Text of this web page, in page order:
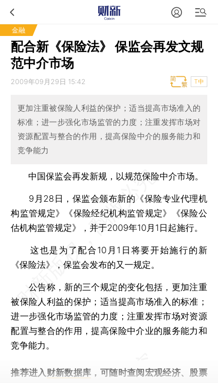
金融
配合新《保险法》 保监会再发文规
范中介市场
2009年09月29日 15:42 T中
更加注重被保险人利益的保护；适当提高市场准入的
标准；进一步强化市场监管的力度；注重发挥市场对
资源配置与整合的作用，提高保险中介的服务能力和
竞争能力
中国保监会再发新规，以规范保险中介市场。
9月28日，保监会颁布新的《保险专业代理机
构监管规定》《保险经纪机构监管规定》《保险公
估机构监管规定》，并于2009年10月1日起施行。
这也是为了配合10月1日将要开始施行的新
《保险法》，保监会发布的又一规定。
公告称，新的三个规定的变化包括，更加注重
被保险人利益的保护；适当提高市场准入的标准；
进一步强化市场监管的力度；注重发挥市场对资源
配置与整合的作用，提高保险中介业的服务能力和
竞争能力。
推荐进入 财新数据库 ，可随时查阅宏观经济、股票